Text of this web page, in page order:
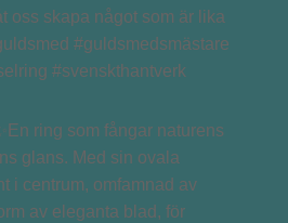
oss skapa något som är lika
#guldsmedsmästare
#svenskthantverk